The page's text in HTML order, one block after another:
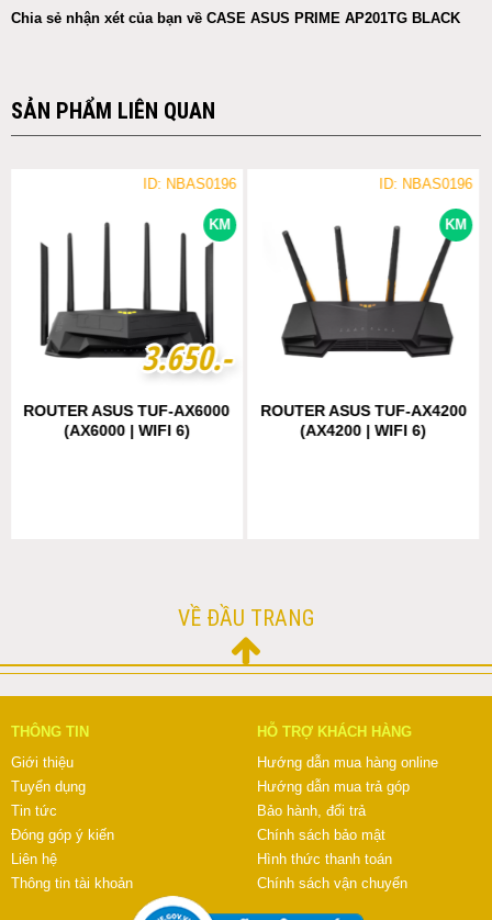
Chia sẻ nhận xét của bạn về CASE ASUS PRIME AP201TG BLACK
SẢN PHẨM LIÊN QUAN
KM
ID: NBAS0196
3.650.-
3.650.-
ROUTER ASUS TUF-AX6000
(AX6000 | WIFI 6)
KM
ID: NBAS0196
ROUTER ASUS TUF-AX4200
(AX4200 | WIFI 6)
VỀ ĐẦU TRANG
THÔNG TIN
Giới thiệu
Tuyển dụng
Tin tức
Đóng góp ý kiến
Liên hệ
Thông tin tài khoản
HỖ TRỢ KHÁCH HÀNG
Hướng dẫn mua hàng online
Hướng dẫn mua trả góp
Bảo hành, đổi trả
Chính sách bảo mật
Hình thức thanh toán
Chính sách vận chuyển